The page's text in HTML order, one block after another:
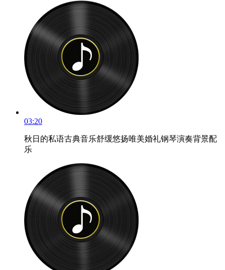
03:20
秋日的私语古典音乐舒缓悠扬唯美婚礼钢琴演奏背景配
乐